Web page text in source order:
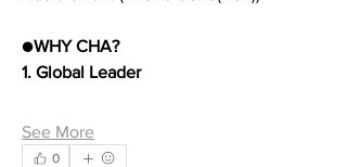
●WHY CHA?
1. Global Leader
See More
0